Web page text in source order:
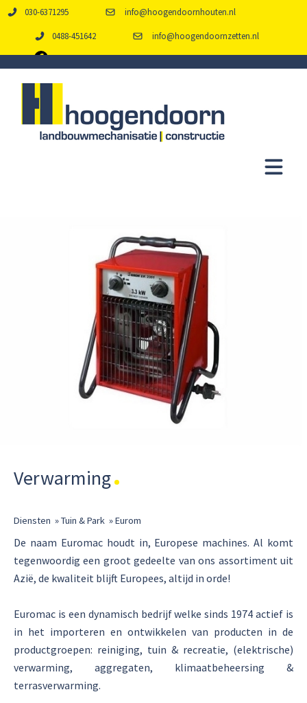
030-6371295 info@hoogendoornhouten.nl
0488-451642 info@hoogendoornzetten.nl
Verwarming
Diensten »Tuin & Park »Eurom
De naam Euromac houdt in, Europese machines. Al komt
tegenwoordig een groot gedeelte van ons assortiment uit
Azië, de kwaliteit blijft Europees, altijd in orde!
Euromac is een dynamisch bedrijf welke sinds 1974 actief is
in het importeren en ontwikkelen van producten in de
productgroepen: reiniging, tuin & recreatie, (elektrische)
verwarming, aggregaten, klimaatbeheersing &
terrasverwarming.